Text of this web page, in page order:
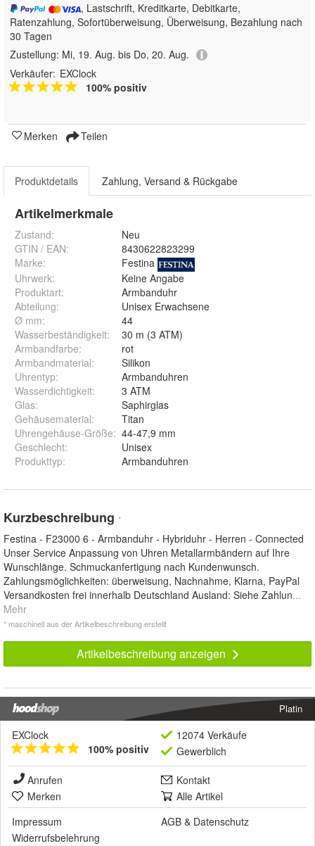
, Lastschrift, Kreditkarte, Debitkarte,
Ratenzahlung, Sofortüberweisung, Überweisung, Bezahlung nach
30 Tagen
Zustellung: Mi, 19. Aug. bis Do, 20. Aug.
Verkäufer: EXClock
100% positiv
Merken Teilen
Produktdetails Zahlung, Versand & Rückgabe
Artikelmerkmale
Zustand:
Neu
GTIN / EAN:
8430622823299
Marke:
Festina
Uhrwerk:
Keine Angabe
Produktart:
Armbanduhr
Abteilung:
Unisex Erwachsene
Ø mm:
44
Wasserbeständigkeit:
30 m (3 ATM)
Armbandfarbe:
rot
Armbandmaterial:
Silikon
Uhrentyp:
Armbanduhren
Wasserdichtigkeit:
3 ATM
Glas:
Saphirglas
Gehäusematerial:
Titan
Uhrengehäuse-Größe: 44-47,9 mm
Geschlecht:
Unisex
Produkttyp: Armbanduhren
Kurzbeschreibung *
Festina - F23000 6 - Armbanduhr - Hybriduhr - Herren - Connected
Unser Service Anpassung von Uhren Metallarmbändern auf Ihre
Wunschlänge. Schmuckanfertigung nach Kundenwunsch.
Zahlungsmöglichkeiten: überweisung, Nachnahme, Klarna, PayPal
Versandkosten frei innerhalb Deutschland Ausland: Siehe Zahlun...
Mehr
* maschinell aus der Artikelbeschreibung erstellt
Artikelbeschreibung anzeigen
Platin
EXClock
100% positiv
12074 Verkäufe
Gewerblich
Anrufen
Kontakt
Merken
Alle Artikel
Impressum
AGB & Datenschutz
Widerrufsbelehrung